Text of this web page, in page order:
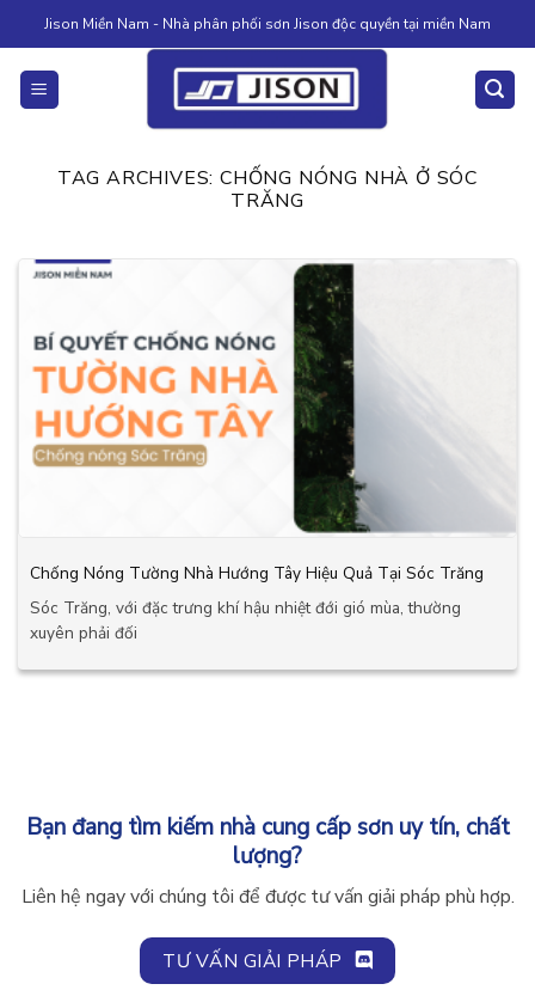
to
content
Jison Miền Nam - Nhà phân phối sơn Jison độc quyền tại miền Nam
TAG ARCHIVES:CHỐNG NÓNG NHÀ Ở SÓC
TRĂNG
Chống Nóng Tường Nhà Hướng Tây Hiệu Quả Tại Sóc Trăng
Sóc Trăng, với đặc trưng khí hậu nhiệt đới gió mùa, thường
xuyên phải đối
Bạn đang tìm kiếm nhà cung cấp sơn uy tín, chất
lượng?
Liên hệ ngay với chúng tôi để được tư vấn giải pháp phù hợp.
TƯ VẤN GIẢI PHÁP